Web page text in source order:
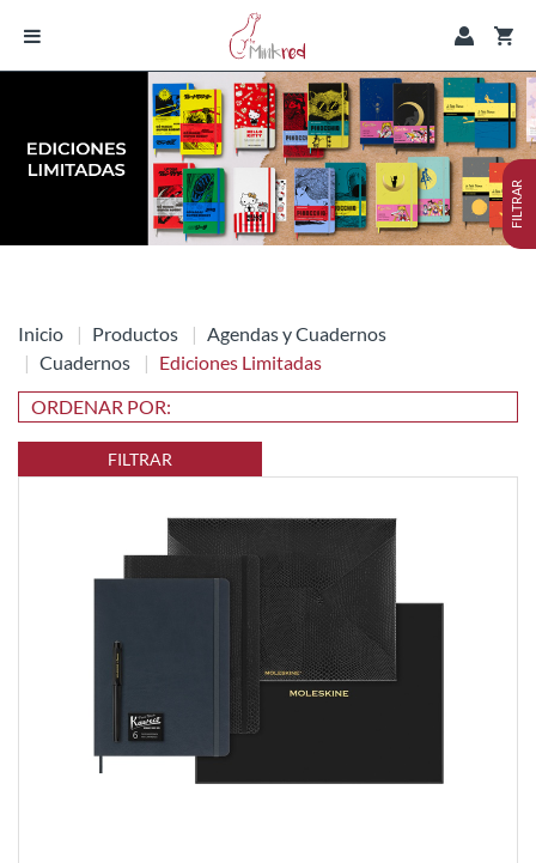
Inicio Productos
Agendas y Cuadernos
Cuadernos
Ediciones Limitadas
FILTRAR
FILTRAR